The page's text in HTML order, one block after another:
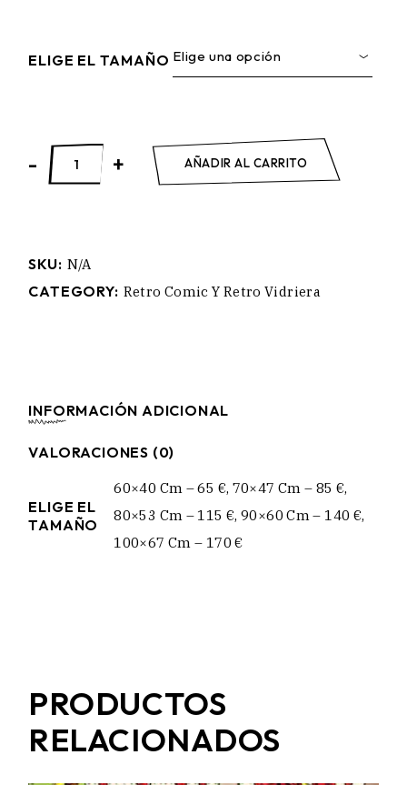
ELIGE EL TAMAÑO Elige una opción
FLASH SPEEDY quantity
- + AÑADIR AL CARRITO
SKU: N/A
CATEGORY: Retro Comic Y Retro Vidriera
INFORMACIÓN ADICIONAL
VALORACIONES (0)
ELIGE EL
TAMAÑO
60×40 Cm – 65 €, 70×47 Cm – 85 €,
80×53 Cm – 115 €, 90×60 Cm – 140 €,
100×67 Cm – 170 €
PRODUCTOS
RELACIONADOS